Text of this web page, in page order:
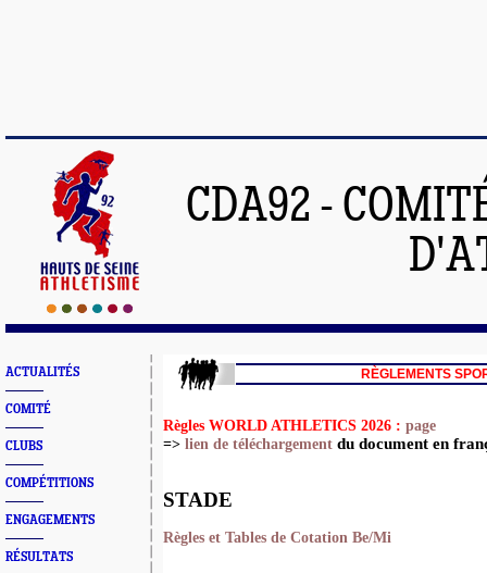
CDA92 -
ACTUALITÉS
COMITÉ
CLUBS
COMPÉTITIONS
ENGAGEMENTS
RÉSULTATS
RÈGLEMENTS
Règles WORLD ATHLETICS 2026 : page
=> lien de téléchargement du document en
STADE
Règles et Tables de Cotation Be/Mi